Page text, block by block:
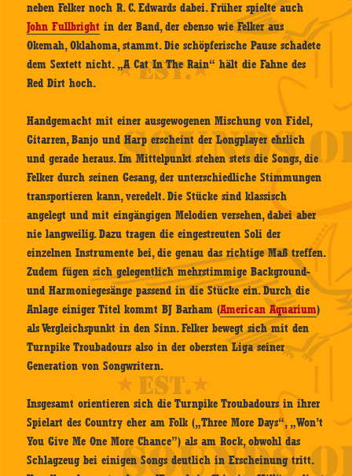
neben Felker noch R. C. Edwards dabei. Früher spielte auch
John Fullbright in der Band, der ebenso wie Felker aus
Okemah, Oklahoma, stammt. Die schöpferische Pause schadete
dem Sextett nicht. „A Cat In The Rain“ hält die Fahne des
Red Dirt hoch.
Handgemacht mit einer ausgewogenen Mischung von Fidel,
Gitarren, Banjo und Harp erscheint der Longplayer ehrlich
und gerade heraus. Im Mittelpunkt stehen stets die Songs, die
Felker durch seinen Gesang, der unterschiedliche Stimmungen
transportieren kann, veredelt. Die Stücke sind klassisch
angelegt und mit eingängigen Melodien versehen, dabei aber
nie langweilig. Dazu tragen die eingestreuten Soli der
einzelnen Instrumente bei, die genau das richtige Maß treffen.
Zudem fügen sich gelegentlich mehrstimmige Background-
und Harmoniegesänge passend in die Stücke ein. Durch die
Anlage einiger Titel kommt BJ Barham (American Aquarium)
als Vergleichspunkt in den Sinn. Felker bewegt sich mit den
Turnpike Troubadours also in der obersten Liga seiner
Generation von Songwritern.
Insgesamt orientieren sich die Turnpike Troubadours in ihrer
Spielart des Country eher am Folk („Three More Days“, „Won’t
You Give Me One More Chance”) als am Rock, obwohl das
Schlagzeug bei einigen Songs deutlich in Erscheinung tritt.